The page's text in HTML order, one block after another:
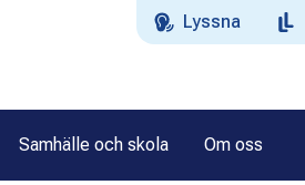
Lyssna
Samhälle och skola Om oss